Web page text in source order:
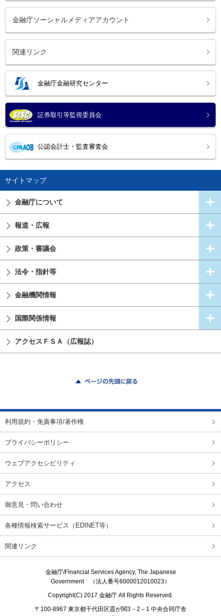
金融庁ソーシャルメディアアカウント
関連リンク
金融庁金融研究センター
証券取引等監視委員会
公認会計士・監査審査会
サイトマップ
金融庁について
報道・広報
政策・審議会
法令・指針等
金融機関情報
国際関係情報
アクセスＦＳＡ（広報誌）
利用規約・免責事項/著作権
プライバシーポリシー
ウェブアクセシビリティ
アクセス
御意見・問い合わせ
各種情報検索サービス（EDINET等）
関連リンク
金融庁/Financial Services Agency, The Japanese
Government（法人番号6000012010023）
Copyright(C) 2017 金融庁 All Rights Reserved.
〒100-8967 東京都千代田区霞が関3－2－1 中央合同庁舎